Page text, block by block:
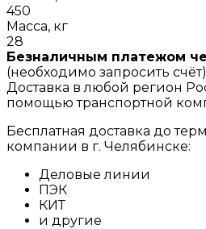
450
Масса, кг
28
Безналичным платежом
(необходимо запросить счёт)
Доставка в любой регион
помощью транспортной
Бесплатная доставка до
компании в г. Челябинске:
Деловые линии
ПЭК
КИТ
и другие